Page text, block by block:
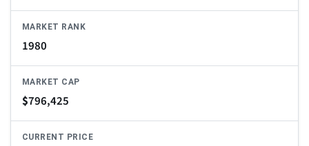
MARKET RANK
1980
MARKET CAP
$796,425
CURRENT PRICE